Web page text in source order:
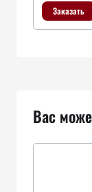
Заказать
Вас